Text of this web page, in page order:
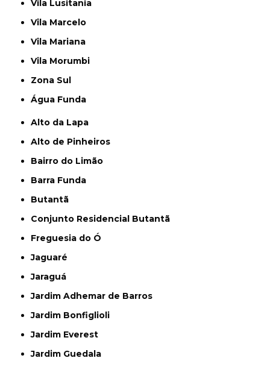
Vila Lusitania
Vila Marcelo
Vila Mariana
Vila Morumbi
Zona Sul
Água Funda
Alto da Lapa
Alto de Pinheiros
Bairro do Limão
Barra Funda
Butantã
Conjunto Residencial Butantã
Freguesia do Ó
Jaguaré
Jaraguá
Jardim Adhemar de Barros
Jardim Bonfiglioli
Jardim Everest
Jardim Guedala